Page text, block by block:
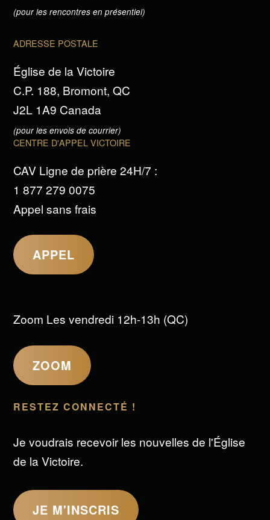
(pour les rencontres en présentiel)
ADRESSE POSTALE
Église de la Victoire
C.P. 188, Bromont, QC
J2L 1A9 Canada
(pour les envois de courrier)
CENTRE D'APPEL VICTOIRE
CAV Ligne de prière 24H/7 :
1 877 279 0075
Appel sans frais
APPEL
Zoom Les vendredi 12h-13h (QC)
ZOOM
RESTEZ CONNECTÉ !
Je voudrais recevoir les nouvelles de l'Église
de la Victoire.
JE M'INSCRIS